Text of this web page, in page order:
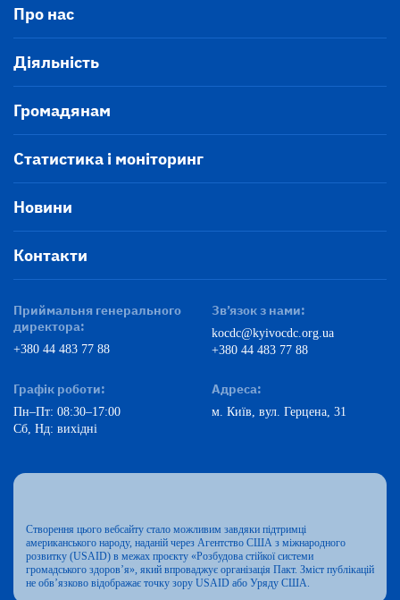
Про нас
Діяльність
Громадянам
Статистика і моніторинг
Новини
Контакти
Приймальня генерального
директора:
+380 44 483 77 88
Зв’язок з нами:
kocdc@kyivocdc.org.ua
+380 44 483 77 88
Графік роботи:
Пн–Пт: 08:30–17:00
Сб, Нд: вихідні
Адреса:
м. Київ, вул. Герцена, 31
Створення цього вебсайту стало можливим завдяки підтримці
американського народу, наданій через Агентство США з міжнародного
розвитку (USAID) в межах проєкту «Розбудова стійкої системи
громадського здоров’я», який впроваджує організація Пакт. Зміст публікацій
не обв’язково відображає точку зору USAID або Уряду США.